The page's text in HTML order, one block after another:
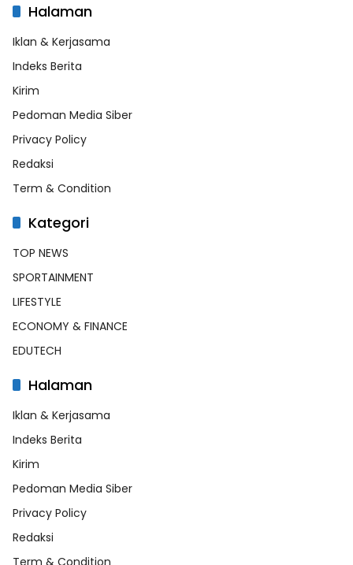
Halaman
Iklan & Kerjasama
Indeks Berita
Kirim
Pedoman Media Siber
Privacy Policy
Redaksi
Term & Condition
Kategori
TOP NEWS
SPORTAINMENT
LIFESTYLE
ECONOMY & FINANCE
EDUTECH
Halaman
Iklan & Kerjasama
Indeks Berita
Kirim
Pedoman Media Siber
Privacy Policy
Redaksi
Term & Condition